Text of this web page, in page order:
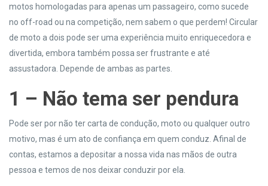
motos homologadas para apenas um passageiro, como sucede
no off-road ou na competição, nem sabem o que perdem! Circular
de moto a dois pode ser uma experiência muito enriquecedora e
divertida, embora também possa ser frustrante e até
assustadora. Depende de ambas as partes.
1 – Não tema ser pendura
Pode ser por não ter carta de condução, moto ou qualquer outro
motivo, mas é um ato de confiança em quem conduz. Afinal de
contas, estamos a depositar a nossa vida nas mãos de outra
pessoa e temos de nos deixar conduzir por ela.